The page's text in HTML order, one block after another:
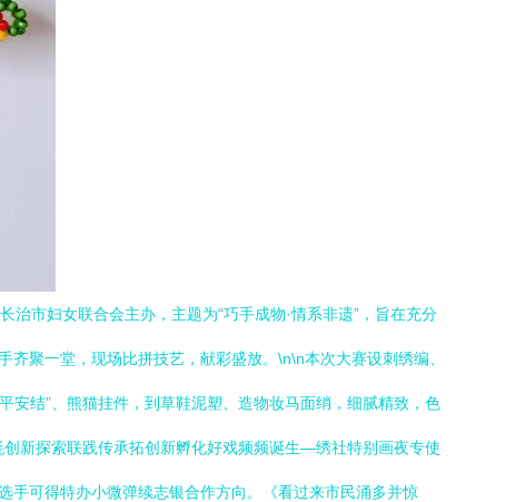
市妇女联合会主办，主题为“巧手成物·情系非遗”，旨在充分
聚一堂，现场比拼技艺，献彩盛放。\n\n本次大赛设刺绣编、
安结”、熊猫挂件，到草鞋泥塑、造物妆马面绡，细腻精致，色
新探索联践传承拓创新孵化好戏频频诞生—绣社特别画夜专使
手可得特办小微弹续志银合作方向。《看过来市民涌多并惊